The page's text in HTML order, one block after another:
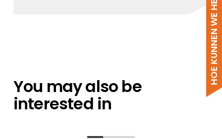
HOE KUNNEN WE HELPEN?
S6-GR1P(0.7-3.6)K-M
You may also be
interested in